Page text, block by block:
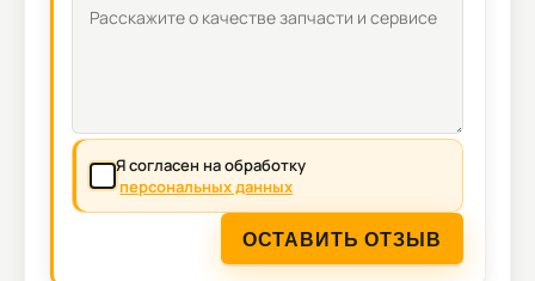
Я согласен на обработку
персональных данных
ОСТАВИТЬ ОТЗЫВ